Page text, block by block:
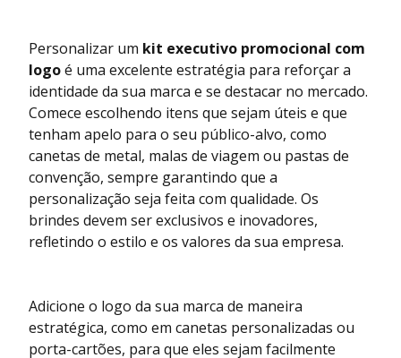
Personalizar um kit executivo promocional com
logoé uma excelente estratégia para reforçar a
identidade da sua marca e se destacar no mercado.
Comece escolhendo itens que sejam úteis e que
tenham apelo para o seu público-alvo, como
canetas de metal, malas de viagem ou pastas de
convenção, sempre garantindo que a
personalização seja feita com qualidade. Os
brindes devem ser exclusivos e inovadores,
refletindo o estilo e os valores da sua empresa.
Adicione o logo da sua marca de maneira
estratégica, como em canetas personalizadas ou
porta-cartões, para que eles sejam facilmente